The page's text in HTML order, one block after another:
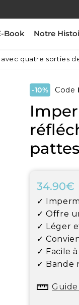
Book Notre
quatre sorties
-10% Code
pattes
34.90€
✓
✓ Offre
✓ Léger
✓
✓ Facile
✓ Bande